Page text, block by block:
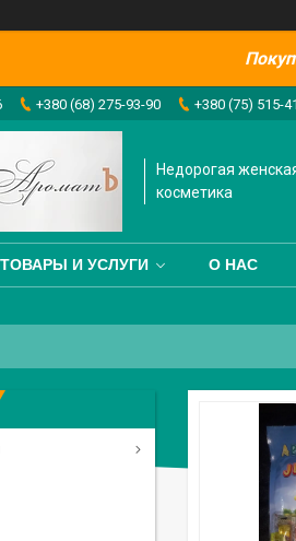
+380 (68) 275-93-90 +380 (75) 515-
Недорогая
косметика
ТОВАРЫ И УСЛУГИ О НАС